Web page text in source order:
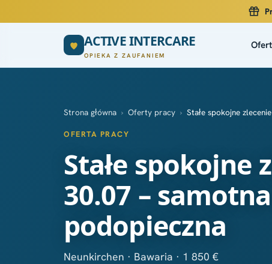
ACTIVE INTERCARE
OPIEKA Z ZAUFANIEM
Strona główna › Oferty pracy › Stałe spokojne
OFERTA PRACY
Stałe spokojne
30.07 –
podopieczna
Neunkirchen · Bawaria · 1 850 €